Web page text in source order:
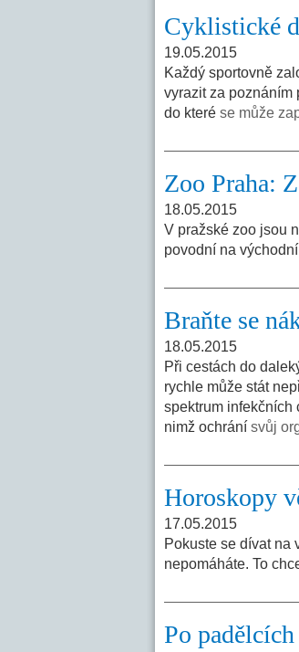
Cyklistické
19.05.2015
Každý sportovně
vyrazit za poznáním
do které se může
Zoo Praha:
18.05.2015
V pražské zoo jsou
povodní na
Braňte se
18.05.2015
Při cestách do
rychle může stát
spektrum infekčních
nimž ochrání svůj
Horoskopy
17.05.2015
Pokuste se dívat na
nepomáháte. To
Po